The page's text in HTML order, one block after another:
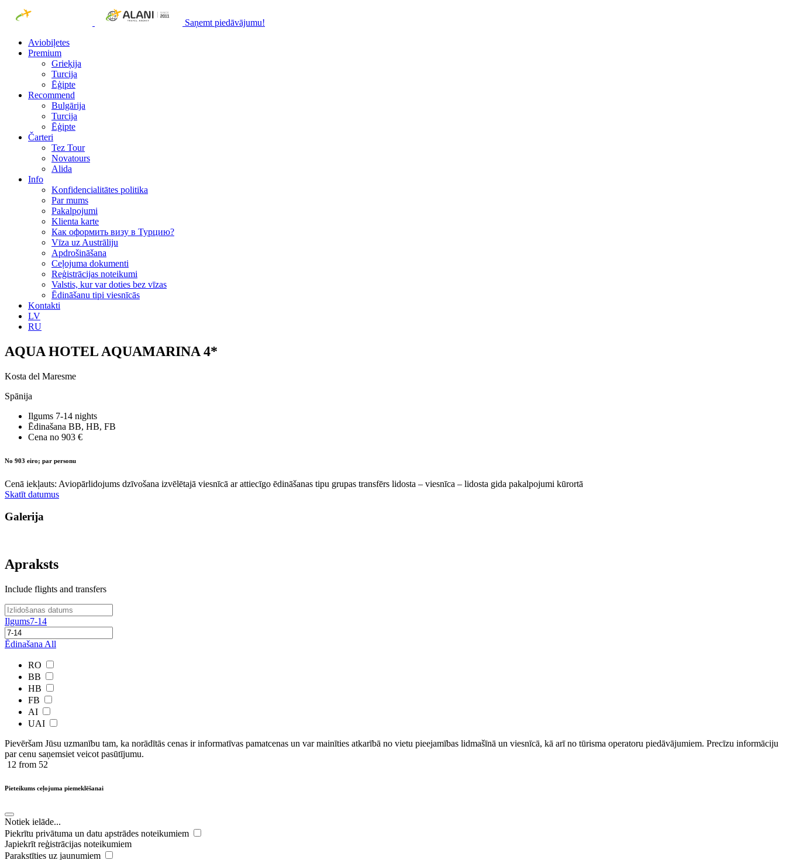
Saņemt piedāvājumu!
Aviobiļetes
Premium
Grieķija
Turcija
Ēģipte
Recommend
Bulgārija
Turcija
Ēģipte
Čarteri
Tez Tour
Novatours
Alida
Info
Konfidencialitātes politika
Par mums
Рakalpojumi
Klienta karte
Как оформить визу в Турцию?
Vīza uz Austrāliju
Apdrošināšana
Ceļojuma dokumenti
Reģistrācijas noteikumi
Valstis, kur var doties bez vīzas
Ēdināšanu tipi viesnīcās
Kontakti
LV
RU
AQUA HOTEL AQUAMARINA 4*
Kosta del Maresme
Spānija
Ilgums 7-14 nights
Ēdinašana BB, HB, FB
Cena no 903 €
No 903 eiro; par personu
Cenā iekļauts: Aviopārlidojums dzīvošana izvēlētajā viesnīcā ar attiecīgo ēdināšanas tipu grupas transfērs lidosta – viesnīca – lidosta gida pakalpojumi kūrortā
Skatīt datumus
Galerija
Apraksts
Include flights and transfers
Ilgums7-14
Ēdinašana All
RO
BB
HB
FB
AI
UAI
Pievēršam Jūsu uzmanību tam, ka norādītās cenas ir ​informatīvas ​pamatcenas un var mainīties atkarībā ​no ​vietu pieejamības lidmašīnā un viesnīcā, kā arī no tūrisma operatoru piedāvājumiem. Precīzu informāciju
par cenu saņemsiet veicot pasūtījumu.
12 from 52
Pieteikums ceļojuma piemeklēšanai
Notiek ielāde...
Piekrītu privātuma un datu apstrādes noteikumiem
Japiekrīt reģistrācijas noteikumiem
Parakstīties uz jaunumiem